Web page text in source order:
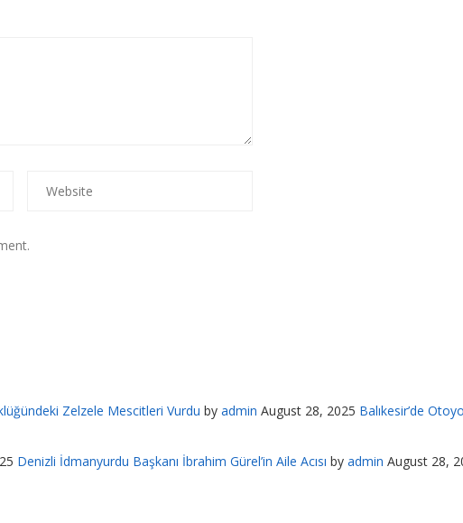
Zelzele Mescitleri Vurdu by admin August 28, 2025 Balıkesir’de
Denizli İdmanyurdu Başkanı İbrahim Gürel’in Aile Acısı by admin August 28,